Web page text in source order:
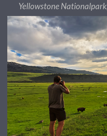
Yellowstone